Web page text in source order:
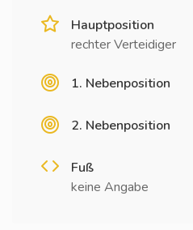
Hauptposition
rechter Verteidiger
1. Nebenposition
2. Nebenposition
Fuß
keine Angabe